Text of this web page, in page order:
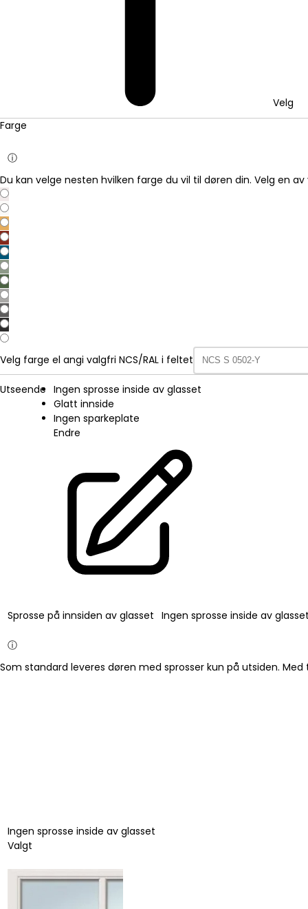
Velg
Farge
ⓘ
Du kan velge nesten hvilken farge du vil til døren din. Velg en
Velg farge el angi valgfri NCS/RAL i feltet
Utseende
Ingen sprosse inside av glasset
Glatt innside
Ingen sparkeplate
Endre
Sprosse på innsiden av glasset Ingen sprosse inside av
ⓘ
Som standard leveres døren med sprosser kun på utsiden.
Ingen sprosse inside av glasset
Valgt